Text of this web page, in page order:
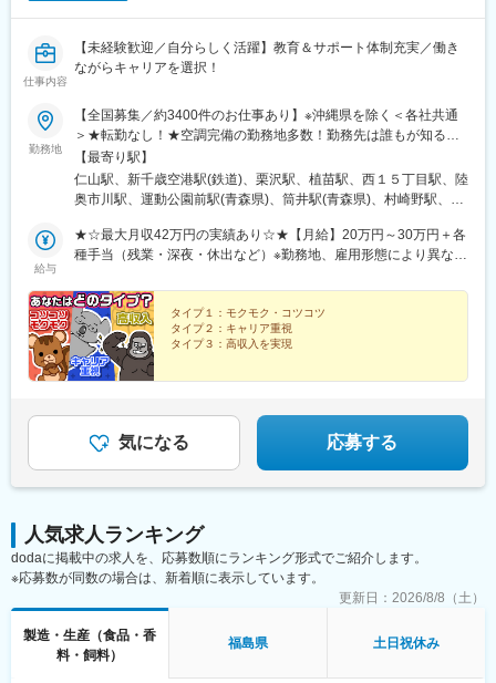
駅、小牧口駅、藤川駅、東名古屋港駅、大府駅、金城ふ頭駅、豊
田市駅、間内駅、豊明駅、碧南駅、野田城駅、尾張横須賀駅、萩
駅、三日市駅、田丸駅、あすなろう四日市駅、保々駅、市部駅、
南四日市駅、河芸駅、穴太駅(三重県)、高宮駅(滋賀県)、南草津
駅、近江八幡駅、唐橋前駅、水口駅、虎姫駅、近江長岡駅、愛知
川駅、石原駅(京都府)、木幡駅(京都府・京阪線)、並河駅、西大路
御池駅、東舞鶴駅、平林駅(大阪府)、放出駅、滝谷不動駅、西梅田
駅、萱島駅、新石切駅、トレードセンター前駅、高槻市駅、蛸地
蔵駅、南港東駅、和泉中央駅、志紀駅、北花田駅、桜島駅、ＪＲ
総持寺駅、星ケ丘駅(大阪府)、東三国駅、りんくうタウン駅、広野
駅(兵庫県)、西栗栖駅、千本駅、栄駅(兵庫県)、相野駅、大村駅(兵
駅、伊丹駅(阪急線)、東二見駅、福崎駅、網干駅、鳴門駅、日生中
央駅、佐用駅、フラワータウン駅、西神中央駅、網引駅、マリン
パーク駅、日本へそ公園駅、武庫川団地前駅、コウノトリの郷
駅、西元町駅、播磨町駅、柏原駅(兵庫県)、宝塚駅、別府駅(兵庫
県)、篠山口駅、総合運動公園駅、平松駅、浮孔駅、学研北生駒
(島根県)、金川駅、笠岡駅、西勝間田駅、三菱自工前駅、新広駅、
東福山駅、八次駅、江波駅、西条駅(広島県)、大歳駅、徳山駅、麻
植塚駅、豊浜駅、玉之江駅、山田西町駅、太刀洗駅、竹下駅、新
宮中央駅、田主丸駅、新栄町駅(福岡県)、黒崎駅、肥前麓駅、大善
駅(熊本県)、長洲駅、今津駅(大分県)、中津駅(大分県)、東中津
駅、宇佐駅、日向庄内駅、隼人駅、五位野駅、表木山駅、西１１
丁目駅、曽根田駅、取手駅、グリーンスタジアム前駅、東成田
駅、観音駅、芝公園駅、室駅、三柿野駅、吉原本町駅、大曽根
駅、新豊田駅、新川橋駅、近鉄四日市駅、泊駅(三重県)、木幡駅
(京都府・奈良線)、西大路三条駅、深江橋駅、大阪梅田駅(阪神
線)、コスモスクエア駅、ユニバーサルシティ駅、東淀川駅、猪名
寺駅、花隈駅、宝塚南口駅、黒崎駅前駅、中央区役所前駅、田町
仕事内容
【未経験歓迎／自分らしく活躍】教育＆サポート体制充実／働き
ながらキャリアを選択！
勤務地
【全国募集／約3400件のお仕事あり】※沖縄県を除く＜各社共通
＞★転勤なし！★空調完備の勤務地多数！勤務先は誰もが知る大
手メーカーを中心に、自動車、半導体、家電、食品、製薬など
様々！数ある勤務地やお仕事の中から、あなたのご希望に合った
お仕事をご紹介します！＼社宅完備のお仕事もあります／U・Iタ
一部、家具家電付きの社宅や社宅費全額補助のお仕事もあり■家族
やパートナーとの入居も相談OK！（実績多数）※各種規定あり
【最寄り駅】
仁山駅、新千歳空港駅(鉄道)、栗沢駅、植苗駅、西１５丁目駅、陸
奥市川駅、運動公園前駅(青森県)、筒井駅(青森県)、村崎野駅、花
駅、大河原駅(宮城県)、愛子駅、東白石駅、多賀城駅、西古川駅、
仙台空港駅(鉄道)、塚目駅、泉中央駅、新利府駅、和田駅、扇田
駅、杉田駅(福島県)、磐城棚倉駅、福島駅(福島県)、大越駅、五百
川駅、磐城浅川駅、石岡駅、徳宿駅、羽鳥駅、西取手駅、研究学
園駅、大宝駅、三妻駅、神立駅、磯原駅、大甕駅、下総神崎駅、
阿字ケ浦駅、水戸駅、東海駅、玉村駅、牛久駅、守谷駅、下館
駅、大洋駅、常陸大宮駅、鹿島神宮駅、古河駅、清原地区市民セ
駅、太田駅(群馬県)、境町駅、北原駅、上尾駅、吉野原駅、本川越
駅、飯能駅、南鳩ケ谷駅、新越谷駅、大野原駅、鷲宮駅、大麻生
淵駅、湘南台駅、海芝浦駅、下溝駅、相模原駅、中央林間駅、相
武台前駅、香川駅、伊勢原駅、海老名駅(相模線)、追浜駅、新杉田
駅、犀潟駅、押切駅、田上駅(新潟県)、三条駅(新潟県)、南富山
駅、戸出駅、越ノ潟駅、乙丸駅、松任駅、粟津駅(石川県)、王子保
駅、平田駅(長野県)、加茂野駅、土岐市駅、西大垣駅、蘇原駅、小
泉駅、下切駅、関下有知駅、穂積駅、中津川駅、ジヤトコ前駅、
上島駅、豊岡駅(静岡県)、日本平駅、焼津駅、沼津駅、三河知立
給与
★☆最大月収42万円の実績あり☆★【月給】20万円～30万円＋各
種手当（残業・深夜・休出など）※勤務地、雇用形態により異なり
交替/金属部品の検査・梱包・茨城県神栖市/月収例32万円/電子基
板製造の機械操作・運搬・神奈川県高座郡/月収例32.6万円/未経験
大歓迎/車の部品製造・名古屋市/月収例30.2万円/2交替/自動化パー
ツの組立検査・三重県四日市市/月収例30万円/大手メーカーで装置
メンテナンス・富山県富山市/月収例31万円/日勤・土日祝休み/半
替・土日休み/プラスチック原料の製造・滋賀県草津市/月収例30万
円～/2交替・土日祝休み/大手メーカーでの組立や検査・兵庫県三
田市/月収例36.6万円/2交替/大手機械メーカーで軽作業・福岡県う
きは市/月収例30万円/土日休み/ボールねじの検査※試用期間：入社
当月＋翌月（最大2カ月）※試用期間中の給与変動なし※給与に関
タイプ１：モクモク・コツコツ
タイプ２：キャリア重視
タイプ３：高収入を実現
一緒に理想のキャリアを築いていきましょう！
気になる 応募する
人気求人ランキング
dodaに掲載中の求人を、応募数順にランキング形式でご紹介します。
※応募数が同数の場合は、新着順に表示しています。
更新日： 2026/8/8（土）
製造・生産（食品・香
料・飼料）
福島県 土日祝休み